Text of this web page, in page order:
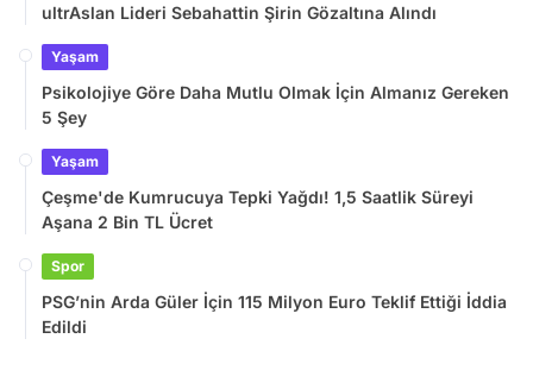
ultrAslan Lideri Sebahattin Şirin Gözaltına Alındı
Yaşam
Psikolojiye Göre Daha Mutlu Olmak İçin Almanız Gereken
5 Şey
Yaşam
Çeşme'de Kumrucuya Tepki Yağdı! 1,5 Saatlik Süreyi
Aşana 2 Bin TL Ücret
Spor
PSG’nin Arda Güler İçin 115 Milyon Euro Teklif Ettiği İddia
Edildi